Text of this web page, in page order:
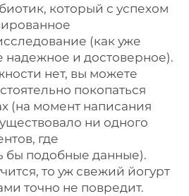
который с успехом
(как уже
надежное и достоверное).
нет, вы можете
покопаться
(на момент написания
ни одного
где
бы подобные данные).
то уж свежий йогурт
точно не повредит.